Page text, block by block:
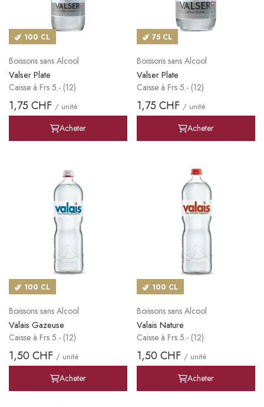
100 CL
Boissons sans Alcool
Valser Plate
Caisse à Frs 5.- (12)
1,75 CHF / unité
Acheter
75 CL
Boissons sans Alcool
Valser Plate
Caisse à Frs 5.- (12)
1,75 CHF / unité
Acheter
100 CL
Boissons sans Alcool
Valais Gazeuse
Caisse à Frs 5.- (12)
1,50 CHF / unité
Acheter
100 CL
Boissons sans Alcool
Valais Nature
Caisse à Frs 5.- (12)
1,50 CHF / unité
Acheter